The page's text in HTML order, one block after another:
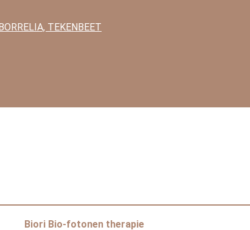
TEKENBEET
Biori Bio-fotonen therapie